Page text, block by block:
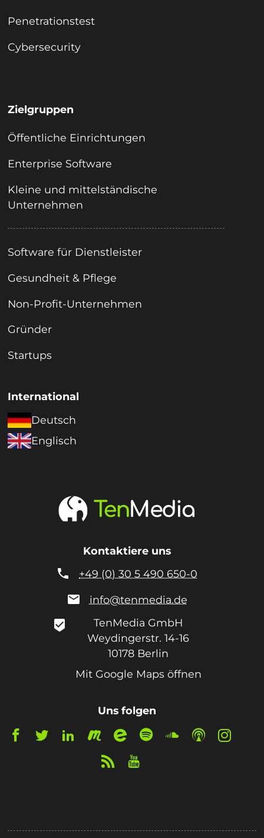
Penetrationstest
Cybersecurity
Zielgruppen
Öffentliche Einrichtungen
Enterprise Software
Kleine und mittelständische
Unternehmen
Software für Dienstleister
Gesundheit & Pflege
Non-Profit-Unternehmen
Gründer
Startups
International
Deutsch
Englisch
Kontaktiere uns
 +49 (0) 30 5 490 650-0
 info@tenmedia.de
beenhere
TenMedia GmbH
Weydingerstr. 14-16
10178 Berlin
Mit Google Maps öffnen
Uns folgen